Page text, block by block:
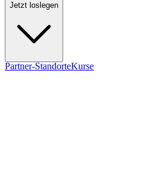
Jetzt loslegen
Partner-StandorteKurse